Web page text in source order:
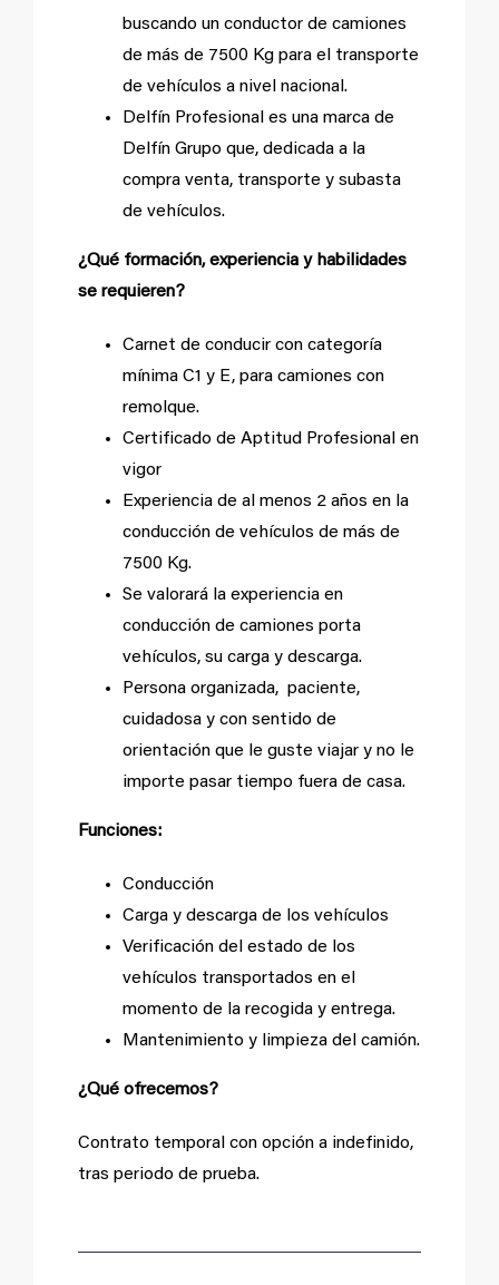
buscando un conductor de camiones
de más de 7500 Kg para el transporte
de vehículos a nivel nacional.
Delfín Profesional es una marca de
Delfín Grupo que, dedicada a la
compra venta, transporte y subasta
de vehículos.
¿Qué formación, experiencia y habilidades
se requieren?
Carnet de conducir con categoría
mínima C1 y E, para camiones con
remolque.
Certificado de Aptitud Profesional en
vigor
Experiencia de al menos 2 años en la
conducción de vehículos de más de
7500 Kg.
Se valorará la experiencia en
conducción de camiones porta
vehículos, su carga y descarga.
Persona organizada, paciente,
cuidadosa y con sentido de
orientación que le guste viajar y no le
importe pasar tiempo fuera de casa.
Funciones:
Conducción
Carga y descarga de los vehículos
Verificación del estado de los
vehículos transportados en el
momento de la recogida y entrega.
Mantenimiento y limpieza del camión.
¿Qué ofrecemos?
Contrato temporal con opción a indefinido,
tras periodo de prueba.